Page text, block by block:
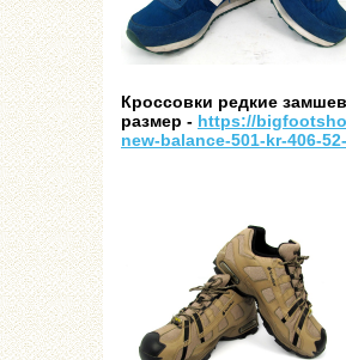
Кроссовки редкие
размер - https://
new-balance-501-kr-406-